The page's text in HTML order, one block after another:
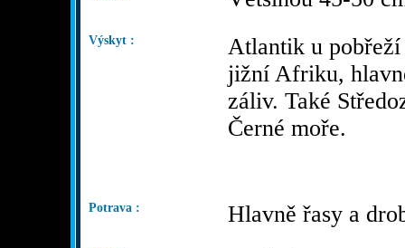
Výskyt :
Atlantik u
jižní Afriku,
záliv. Také
Černé moře.
Potrava : Hlavně řasy a